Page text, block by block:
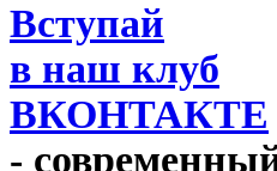
Вступай
в наш клуб
ВКОНТАКТЕ
-